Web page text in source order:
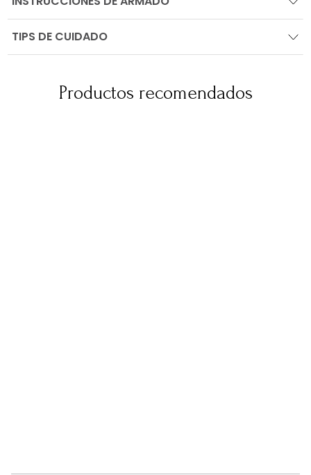
TIPS DE CUIDADO
Productos recomendados